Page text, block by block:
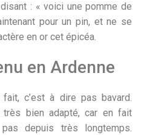
: « voici une pomme de
pour un pin, et ne se
en or cet épicéa.
en Ardenne
c’est à dire pas bavard.
très bien adapté, car en fait
depuis très longtemps.